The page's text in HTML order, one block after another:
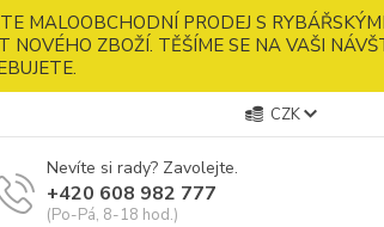
MALOOBCHODNÍ PRODEJ S
ZBOŽÍ. TĚŠÍME SE NA VAŠI
CZK
Nevíte si rady? Zavolejte.
+420 608 982 777
(Po-Pá, 8-18 hod.)